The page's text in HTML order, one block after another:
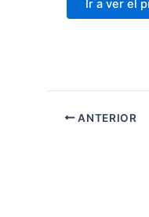
Ir a ver el
ANTERIOR